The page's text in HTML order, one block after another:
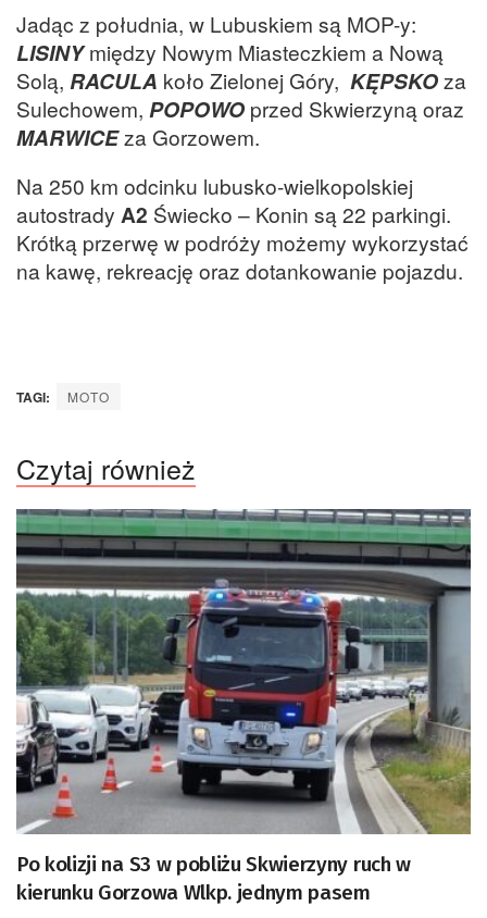
Jadąc z południa, w Lubuskiem są MOP-y:
LISINYmiędzy Nowym Miasteczkiem a Nową
Solą, RACULA koło Zielonej Góry, KĘPSKOza
Sulechowem, POPOWO przed Skwierzyną oraz
MARWICEza Gorzowem.
Na 250 km odcinku lubusko-wielkopolskiej
autostrady A2 Świecko – Konin są 22 parkingi.
Krótką przerwę w podróży możemy wykorzystać
na kawę, rekreację oraz dotankowanie pojazdu.
TAGI: MOTO
Czytaj również
Po kolizji na S3 w pobliżu Skwierzyny ruch w
kierunku Gorzowa Wlkp. jednym pasem